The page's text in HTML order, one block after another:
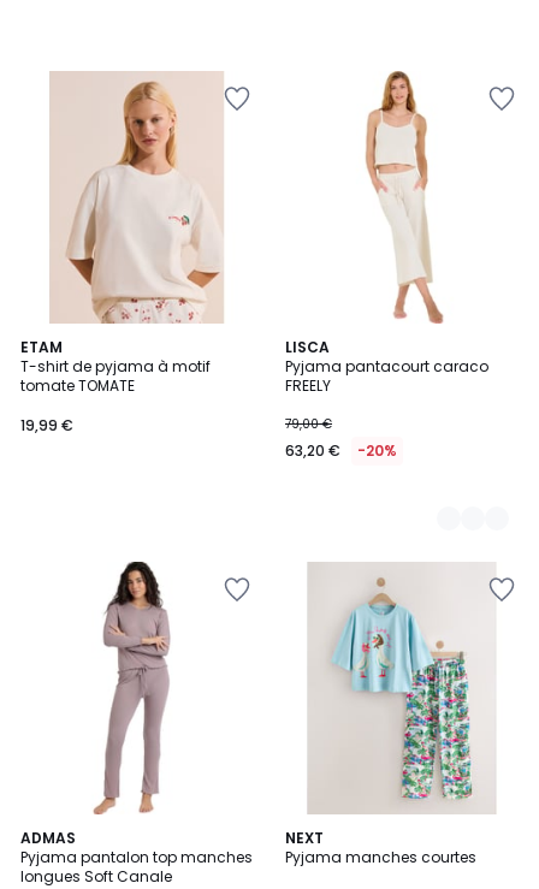
ETAM
T-shirt de pyjama à motif
tomate TOMATE
19,99 €
LISCA
Pyjama pantacourt caraco
FREELY
79,00 €
63,20 € -20%
2
Couleurs
ADMAS
Pyjama pantalon top manches
longues Soft Canale
NEXT
Pyjama manches courtes
3
Couleurs